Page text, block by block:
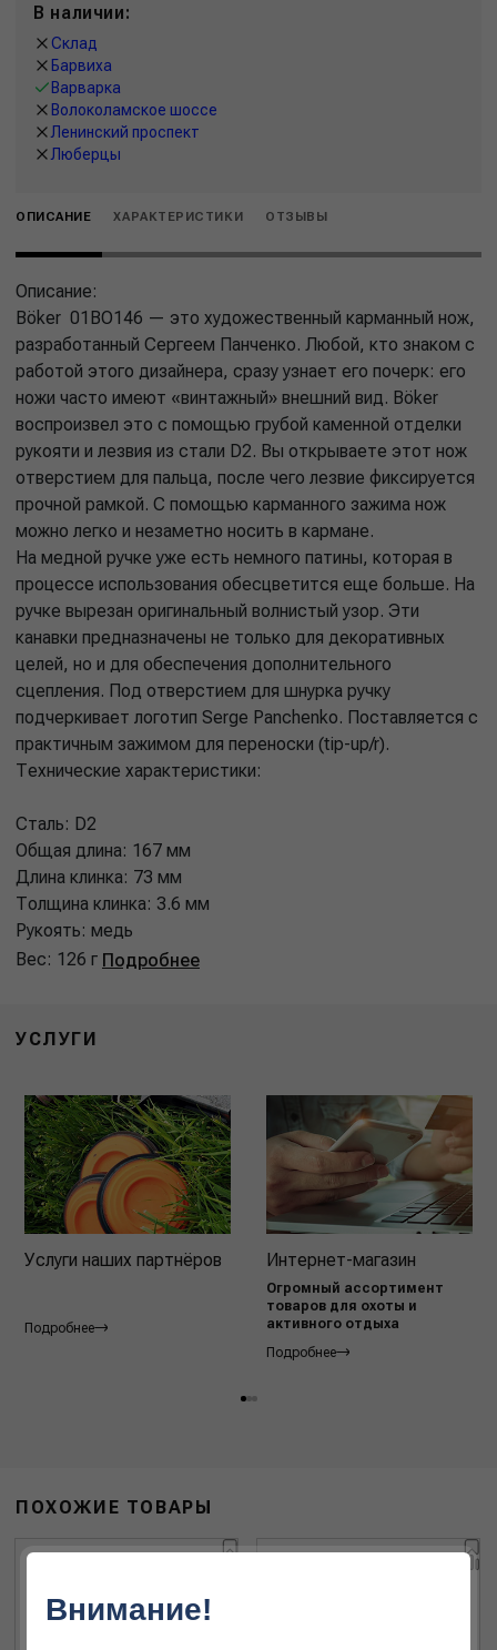
В наличии:
Склад
Барвиха
Варварка
Волоколамское шоссе
Ленинский проспект
Люберцы
ОПИСАНИЕ ХАРАКТЕРИСТИКИ ОТЗЫВЫ
Описание:
Böker 01BO146 — это художественный карманный нож,
разработанный Сергеем Панченко. Любой, кто знаком с
работой этого дизайнера, сразу узнает его почерк: его
ножи часто имеют «винтажный» внешний вид. Böker
воспроизвел это с помощью грубой каменной отделки
рукояти и лезвия из стали D2. Вы открываете этот нож
отверстием для пальца, после чего лезвие фиксируется
прочной рамкой. С помощью карманного зажима нож
можно легко и незаметно носить в кармане.
На медной ручке уже есть немного патины, которая в
процессе использования обесцветится еще больше. На
ручке вырезан оригинальный волнистый узор. Эти
канавки предназначены не только для декоративных
целей, но и для обеспечения дополнительного
сцепления. Под отверстием для шнурка ручку
подчеркивает логотип Serge Panchenko. Поставляется с
практичным зажимом для переноски (tip-up/r).
Технические характеристики:
Сталь: D2
Общая длина: 167 мм
Длина клинка: 73 мм
Толщина клинка: 3.6 мм
Рукоять: медь
Вес: 126 г Подробнее
УСЛУГИ
Услуги наших партнёров
Подробнее
Интернет-магазин
Огромный ассортимент
товаров для охоты и
активного отдыха
Подробнее
ПОХОЖИЕ ТОВАРЫ
Внимание!